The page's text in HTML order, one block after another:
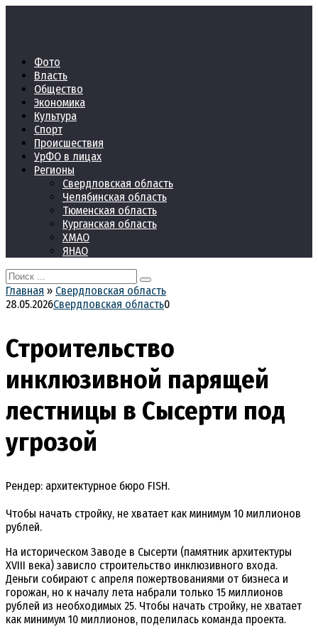
Фото
Власть
Общество
Экономика
Культура
Спорт
Происшествия
УрФО в лицах
Регионы
Свердловская область
Челябинская область
Тюменская область
Курганская область
ХМАО
ЯНАО
Search
for:
Главная » Свердловская область
28.05.2026Свердловская область0
Строительство
инклюзивной парящей
лестницы в Сысерти под
угрозой
Рендер: архитектурное бюро FISH.
Чтобы начать стройку, не хватает как минимум 10 миллионов
рублей.
На историческом Заводе в Сысерти (памятник архитектуры
XVIII века) зависло строительство инклюзивного входа.
Деньги собирают с апреля пожертвованиями от бизнеса и
горожан, но к началу лета набрали только 15 миллионов
рублей из необходимых 25. Чтобы начать стройку, не хватает
как минимум 10 миллионов, поделилась команда проекта.